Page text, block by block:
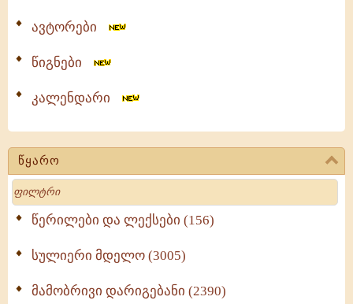
ავტორები
წიგნები
კალენდარი
წყარო
Search
წერილები და ლექსები (156)
სულიერი მდელო (3005)
მამობრივი დარიგებანი (2390)